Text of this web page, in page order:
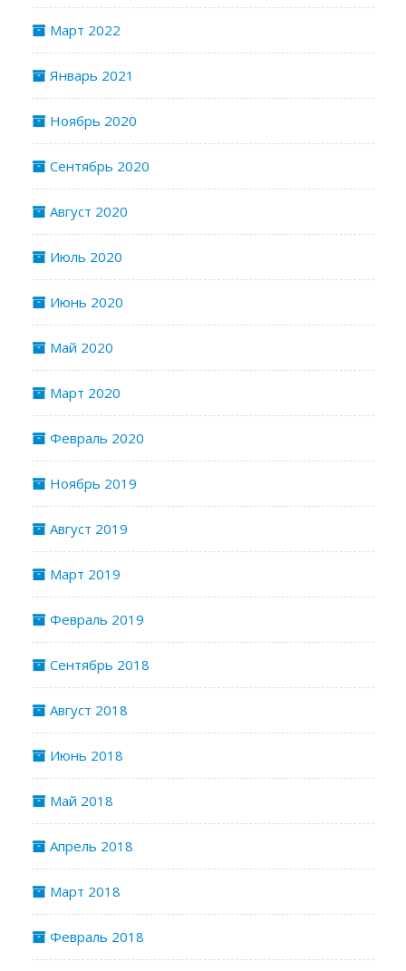
Март 2022
Январь 2021
Ноябрь 2020
Сентябрь 2020
Август 2020
Июль 2020
Июнь 2020
Май 2020
Март 2020
Февраль 2020
Ноябрь 2019
Август 2019
Март 2019
Февраль 2019
Сентябрь 2018
Август 2018
Июнь 2018
Май 2018
Апрель 2018
Март 2018
Февраль 2018